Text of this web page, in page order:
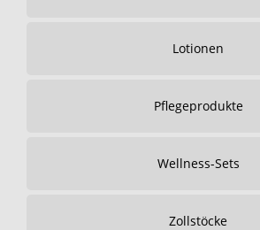
Lotionen
Pflegeprodukte
Wellness-Sets
Zollstöcke